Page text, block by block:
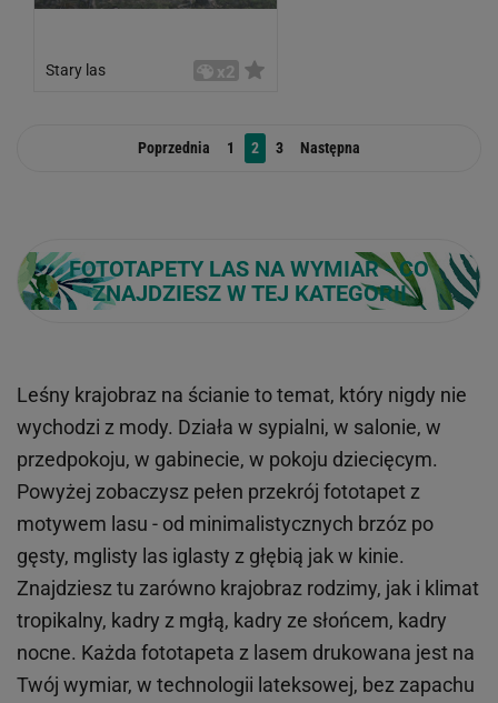
Stary las x2
Poprzednia 1 2 3 Następna
FOTOTAPETY LAS NA WYMIAR - CO
ZNAJDZIESZ W TEJ KATEGORII
Leśny krajobraz na ścianie to temat, który nigdy nie
wychodzi z mody. Działa w sypialni, w salonie, w
przedpokoju, w gabinecie, w pokoju dziecięcym.
Powyżej zobaczysz pełen przekrój fototapet z
motywem lasu - od minimalistycznych brzóz po
gęsty, mglisty las iglasty z głębią jak w kinie.
Znajdziesz tu zarówno krajobraz rodzimy, jak i klimat
tropikalny, kadry z mgłą, kadry ze słońcem, kadry
nocne. Każda fototapeta z lasem drukowana jest na
Twój wymiar, w technologii lateksowej, bez zapachu